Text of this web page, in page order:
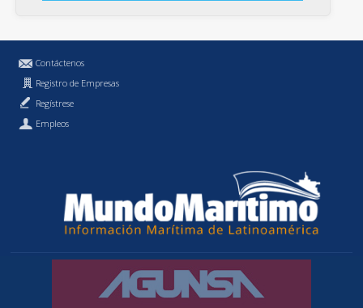
Contáctenos
Registro de Empresas
Regístrese
Empleos
Política de Privacidad
MundoMaritimo.cl es una marca registrada de MundoMaritimo Ltda.
f686c914